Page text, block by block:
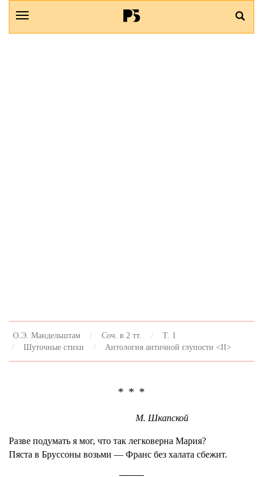
О.Э. Мандельштам Соч. в 2 тт.
Т. 1
Шуточные стихи
Антология античной глупости <II>
* * *
М. Шкапской
Разве подумать я мог, что так легковерна Мария?
Пяста в Бруссоны возьми — Франс без халата сбежит.